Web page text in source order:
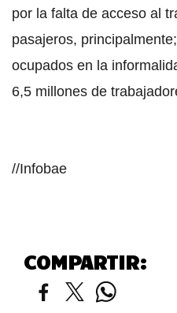
por la falta de acceso al
pasajeros,
ocupados en la
6,5 millones de
//Infobae
COMPARTIR: